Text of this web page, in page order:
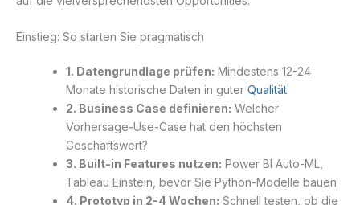
Einstieg: So starten Sie pragmatisch
1. Datengrundlage prüfen: Mindestens 12-24
Monate historische Daten in guter Qualität
2. Business Case definieren: Welcher
Vorhersage-Use-Case hat den höchsten
Geschäftswert?
3. Built-in Features nutzen: Power BI Auto-ML,
Tableau Einstein, bevor Sie Python-Modelle bauen
4. Prototyp in 2-4 Wochen: Schnell testen, ob die